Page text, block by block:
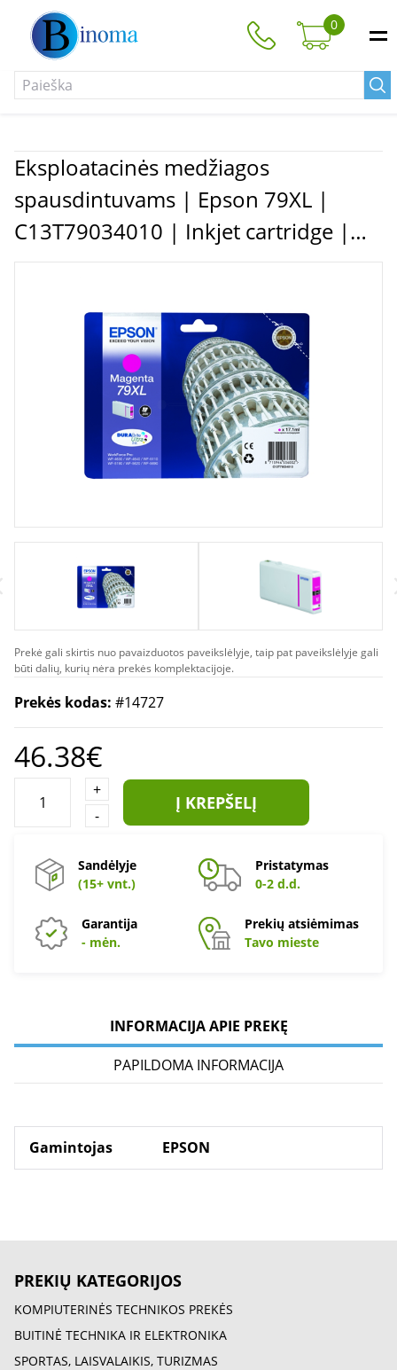
0
Eksploatacinės medžiagos
spausdintuvams | Epson 79XL |
C13T79034010 | Inkjet cartridge |
Magenta
Prekė gali skirtis nuo pavaizduotos paveikslėlyje, taip pat paveikslėlyje gali
būti dalių, kurių nėra prekės komplektacijoje.
Prekės kodas: #14727
46.38€
+
-
Į KREPŠELĮ
Sandėlyje
(15+ vnt.)
Pristatymas
0-2 d.d.
Garantija
- mėn.
Prekių atsiėmimas
Tavo mieste
INFORMACIJA APIE PREKĘ
PAPILDOMA INFORMACIJA
Gamintojas EPSON
PREKIŲ KATEGORIJOS
KOMPIUTERINĖS TECHNIKOS PREKĖS
BUITINĖ TECHNIKA IR ELEKTRONIKA
SPORTAS, LAISVALAIKIS, TURIZMAS